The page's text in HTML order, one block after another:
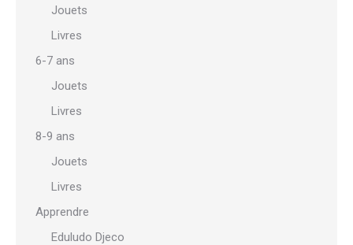
Jouets
Livres
6-7 ans
Jouets
Livres
8-9 ans
Jouets
Livres
Apprendre
Eduludo Djeco